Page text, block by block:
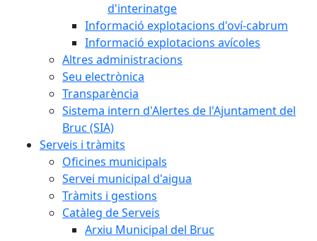
d'interinatge
Informació explotacions d'oví-cabrum
Informació explotacions avícoles
Altres administracions
Seu electrònica
Transparència
Sistema intern d'Alertes de l'Ajuntament del
Bruc (SIA)
Serveis i tràmits
Oficines municipals
Servei municipal d'aigua
Tràmits i gestions
Catàleg de Serveis
Arxiu Municipal del Bruc